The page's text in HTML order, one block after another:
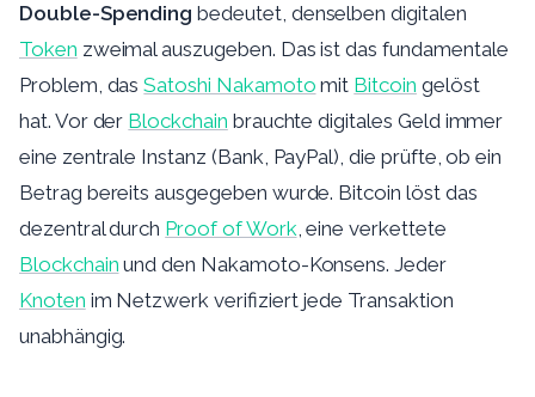
Double-Spending bedeutet, denselben digitalen
Token zweimal auszugeben. Das ist das fundamentale
Problem, dasSatoshi Nakamoto mit Bitcoin gelöst
hat. Vor der Blockchain brauchte digitales Geld immer
eine zentrale Instanz (Bank, PayPal), die prüfte, ob ein
Betrag bereits ausgegeben wurde. Bitcoin löst das
dezentral durch Proof of Work, eine verkettete
Blockchain und den Nakamoto-Konsens. Jeder
Knoten im Netzwerk verifiziert jede Transaktion
unabhängig.